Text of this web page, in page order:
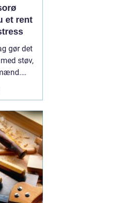
et rent
gør det
støv,
nederst
rod og